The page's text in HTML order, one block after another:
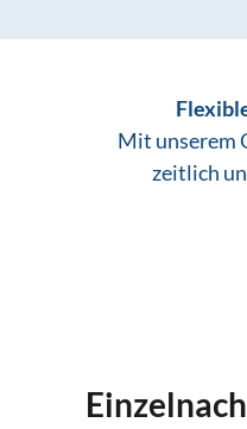
Mit unserem
zeitlich